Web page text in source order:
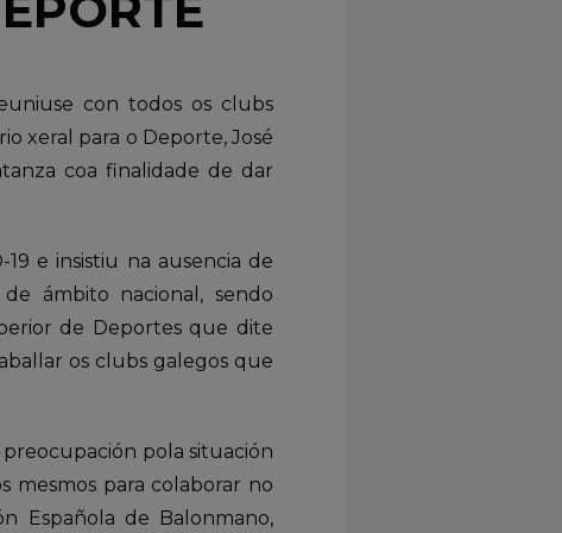
con todos os clubs
xeral para o Deporte, José
coa finalidade de dar
e insistiu na ausencia de
ámbito nacional, sendo
de Deportes que dite
os clubs galegos que
pola situación
mesmos para colaborar no
Española de Balonmano,